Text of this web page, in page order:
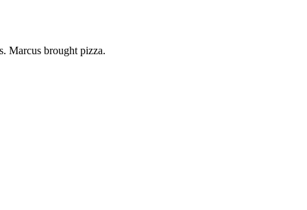
Marcus brought pizza.